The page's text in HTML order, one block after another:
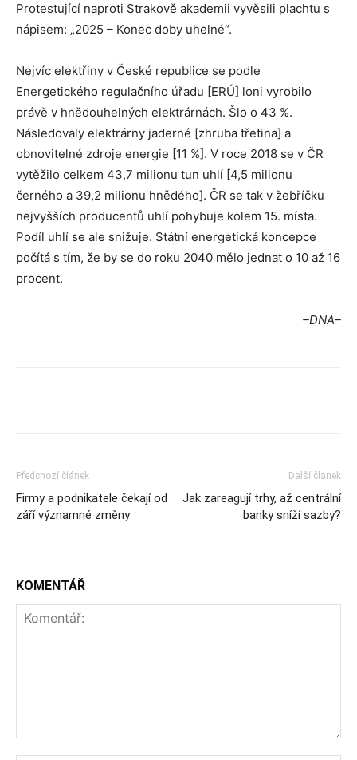
Protestující naproti Strakově akademii vyvěsili plachtu s
nápisem: „2025 – Konec doby uhelné“.
Nejvíc elektřiny v České republice se podle
Energetického regulačního úřadu [ERÚ] loni vyrobilo
právě v hnědouhelných elektrárnách. Šlo o 43 %.
Následovaly elektrárny jaderné [zhruba třetina] a
obnovitelné zdroje energie [11 %]. V roce 2018 se v ČR
vytěžilo celkem 43,7 milionu tun uhlí [4,5 milionu
černého a 39,2 milionu hnědého]. ČR se tak v žebříčku
nejvyšších producentů uhlí pohybuje kolem 15. místa.
Podíl uhlí se ale snižuje. Státní energetická koncepce
počítá s tím, že by se do roku 2040 mělo jednat o 10 až 16
procent.
–DNA–
Předchozí článek
Firmy a podnikatele čekají od
září významné změny
Další článek
Jak zareagují trhy, až centrální
banky sníží sazby?
KOMENTÁŘ